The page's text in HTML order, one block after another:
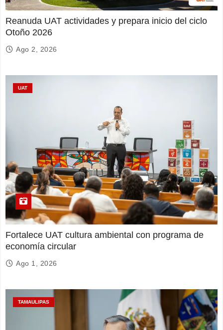
Reanuda UAT actividades y prepara inicio del ciclo
Otoño 2026
Ago 2, 2026
UAT
Fortalece UAT cultura ambiental con programa de
economía circular
Ago 1, 2026
TAMAULIPAS